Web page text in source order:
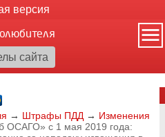
версия
→ Штрафы ПДД → Изменения
ОСАГО» с 1 мая 2019 года: